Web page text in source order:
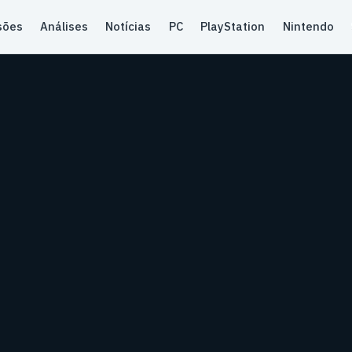
Análises Notícias PC PlayStation Nintendo